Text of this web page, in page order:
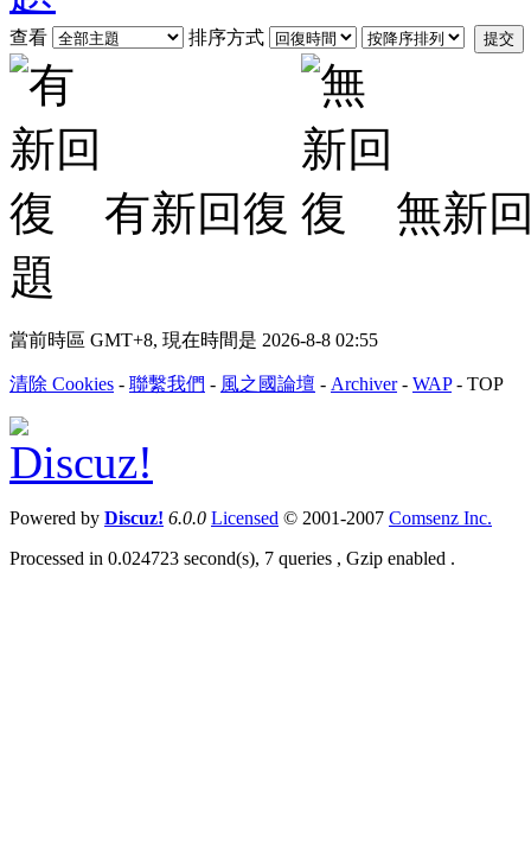
查看 排序方式 提交
有新回復
無新
題
當前時區 GMT+8, 現在時間是 2026-8-8 02:55
清除 Cookies - 聯繫我們 - 風之國論壇 - Archiver- WAP- TOP
Powered by Discuz! 6.0.0 Licensed © 2001-2007 Comsenz Inc.
Processed in 0.024723 second(s), 7 queries , Gzip enabled .